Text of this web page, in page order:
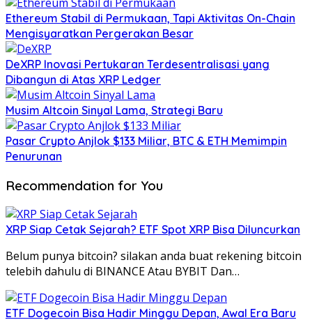
Ethereum Stabil di Permukaan, Tapi Aktivitas On-Chain
Mengisyaratkan Pergerakan Besar
DeXRP Inovasi Pertukaran Terdesentralisasi yang
Dibangun di Atas XRP Ledger
Musim Altcoin Sinyal Lama, Strategi Baru
Pasar Crypto Anjlok $133 Miliar, BTC & ETH Memimpin
Penurunan
Recommendation for You
XRP Siap Cetak Sejarah? ETF Spot XRP Bisa Diluncurkan
Belum punya bitcoin? silakan anda buat rekening bitcoin
telebih dahulu di BINANCE Atau BYBIT Dan…
ETF Dogecoin Bisa Hadir Minggu Depan, Awal Era Baru